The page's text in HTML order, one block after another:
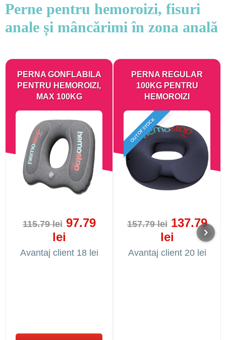
Perne pentru hemoroizi, fisuri
anale și mâncărimi în zona anală
PERNA GONFLABILA
PENTRU HEMOROIZI,
MAX 100KG
115.79 lei97.79
lei
Avantaj client 18 lei
PERNA REGULAR
100KG PENTRU
HEMOROIZI
OUT OF STOCK
157.79 lei137.79
lei
Avantaj client 20 lei